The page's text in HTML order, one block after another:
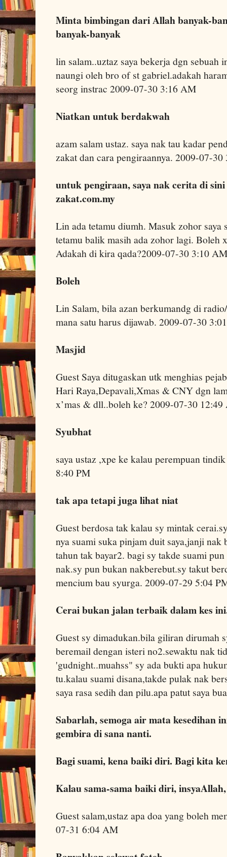
Minta bimbingan dari Allah banyak-
banyak-banyak
lin salam..uztaz saya bekerja dgn sebuah
naungi oleh bro of st gabriel.adakah
seorg instrac 2009-07-30 3:16 AM
Niatkan untuk berdakwah
azam salam ustaz. saya nak tau kadar
zakat dan cara pengiraannya. 2009-07-
untuk pengiraan, saya nak cerita di
zakat.com.my
Lin ada tetamu diumh. Masuk zohor saya
tetamu balik masih ada zohor lagi. Boleh
Adakah di kira qada?2009-07-30 3:10 AM
Boleh
Lin Salam, bila azan berkumandg di
mana satu harus dijawab. 2009-07-30
Masjid
Guest Saya ditugaskan utk menghias
Hari Raya,Depavali,Xmas & CNY dgn
x’mas & dll..boleh ke? 2009-07-30
Syubhat
saya ustaz ,xpe ke kalau perempuan
8:40 PM
tak apa tetapi juga lihat niat
Guest berdosa tak kalau sy mintak
nya suami suka pinjam duit saya,janji nak
tahun tak bayar2. bagi sy takde suami
nak.sy pun bukan nakberebut.sy takut
mencium bau syurga. 2009-07-29 5:04
Cerai bukan jalan terbaik dalam kes
Guest sy dimadukan.bila giliran dirumah
beremail dengan isteri no2.sewaktu nak
'gudnight..muahss" sy ada bukti apa
tu.kalau suami disana,takde pulak nak
saya rasa sedih dan pilu.apa patut saya
Sabarlah, semoga air mata kesedihan
gembira di sana nanti.
Bagi suami, kena baiki diri. Bagi kita
Kalau sama-sama baiki diri,
Guest salam,ustaz apa doa yang boleh
07-31 6:04 AM